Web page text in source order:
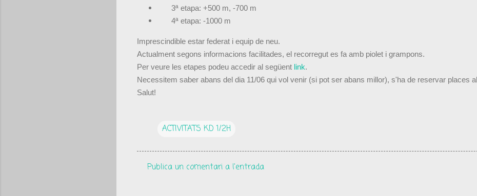
3ª etapa: +500 m, -700 m
4ª etapa: -1000 m
Imprescindible estar federat i equip de neu.
Actualment segons informacions facilitades, el recorregut es fa amb piolet i grampons.
Per veure les etapes podeu accedir al següent link.
Necessitem saber abans del dia 11/06 qui vol venir (si pot ser abans millor), s'ha de reservar places
Salut!
ACTIVITATS KD 1/2H
Publica un comentari a l'entrada